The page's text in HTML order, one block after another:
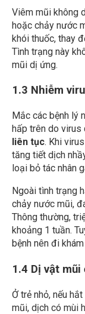
Viêm mũi không
hoặc chảy nước
khói thuốc, thay
Tình trạng này
mũi dị ứng.
1.3 Nhiễm
Mắc các bệnh lý
hấp trên do virus
liên tục. Khi
tăng tiết dịch
loại bỏ tác nhân
Ngoài tình trạng
chảy nước mũi,
Thông thường,
khoảng 1 tuần.
bệnh nên đi
1.4 Dị vật
Ở trẻ nhỏ, nếu
mũi, dịch có mùi